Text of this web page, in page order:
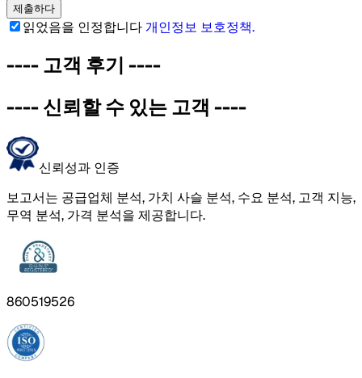
제출하다
읽었음을 인정합니다개인정보 보호정책.
----고객 후기 ----
----신뢰할 수 있는 고객 ----
신뢰성과 인증
보고서는 공급업체 분석, 가치 사슬 분석, 수요 분석, 고객 지능,
무역 분석, 가격 분석을 제공합니다.
860519526